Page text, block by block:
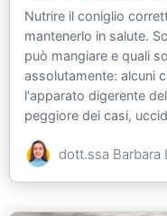
Nutrire il coniglio
mantenerlo in salute.
può mangiare e quali
assolutamente: alcuni
l'apparato digerente
peggiore dei casi,
dott.ssa Barbara